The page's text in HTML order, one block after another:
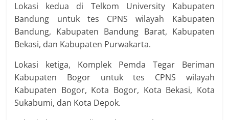
Lokasi kedua di Telkom University Kabupaten
Bandung untuk tes CPNS wilayah Kabupaten
Bandung, Kabupaten Bandung Barat, Kabupaten
Bekasi, dan Kabupaten Purwakarta.
Lokasi ketiga, Komplek Pemda Tegar Beriman
Kabupaten Bogor untuk tes CPNS wilayah
Kabupaten Bogor, Kota Bogor, Kota Bekasi, Kota
Sukabumi, dan Kota Depok.